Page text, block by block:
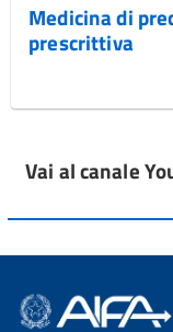
Medicina di
prescrittiva
Vai al canale